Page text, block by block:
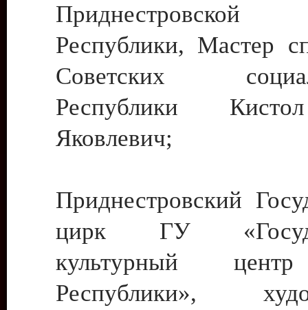
Приднестровской
Республики, Мастер
Советских
Республики
Яковлевич;
Приднестровский
цирк ГУ
культурный
Республики»,